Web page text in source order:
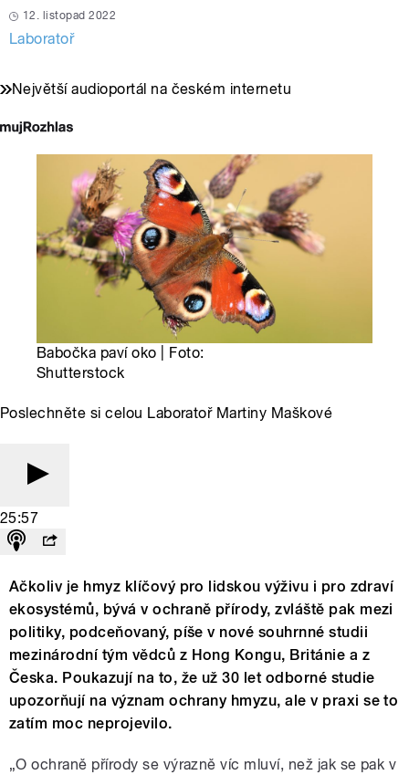
12. listopad 2022
Laboratoř
Největší audioportál na českém internetu
Babočka paví oko | Foto:
Shutterstock
Poslechněte si celou Laboratoř Martiny Maškové
25:57
Ačkoliv je hmyz klíčový pro lidskou výživu i pro zdraví
ekosystémů, bývá v ochraně přírody, zvláště pak mezi
politiky, podceňovaný, píše v nové souhrnné studii
mezinárodní tým vědců z Hong Kongu, Británie a z
Česka. Poukazují na to, že už 30 let odborné studie
upozorňují na význam ochrany hmyzu, ale v praxi se to
zatím moc neprojevilo.
„O ochraně přírody se výrazně víc mluví, než jak se pak v